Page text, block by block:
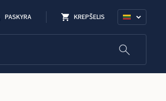
PASKYRA KREPŠELIS